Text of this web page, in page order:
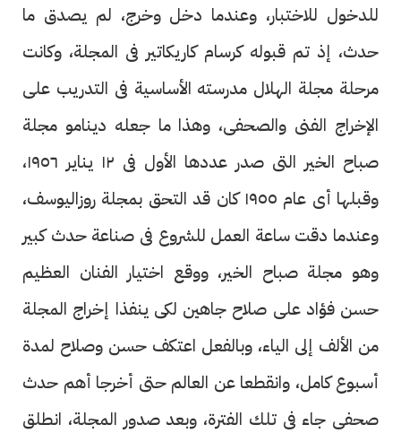
للدخول للاختبار، وعندما دخل وخرج، لم يصدق ما
حدث، إذ تم قبوله كرسام كاريكاتير فى المجلة، وكانت
مرحلة مجلة الهلال مدرسته الأساسية فى التدريب على
الإخراج الفنى والصحفى، وهذا ما جعله دينامو مجلة
صباح الخير التى صدر عددها الأول فى ١٢ يناير ١٩٥٦،
وقبلها أى عام ١٩٥٥ كان قد التحق بمجلة روزاليوسف،
وعندما دقت ساعة العمل للشروع فى صناعة حدث كبير
وهو مجلة صباح الخير، ووقع اختيار الفنان العظيم
حسن فؤاد على صلاح جاهين لكى ينفذا إخراج المجلة
من الألف إلى الياء، وبالفعل اعتكف حسن وصلاح لمدة
أسبوع كامل، وانقطعا عن العالم حتى أخرجا أهم حدث
صحفى جاء فى تلك الفترة، وبعد صدور المجلة، انطلق